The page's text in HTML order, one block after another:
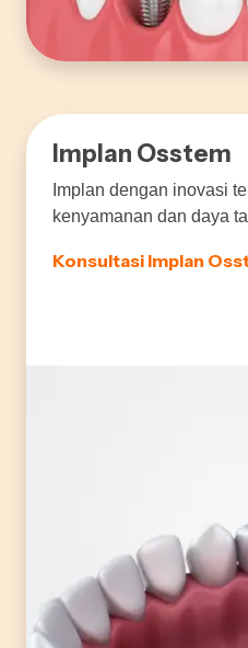
Implan Osstem
Implan dengan inovasi
kenyamanan dan daya
Konsultasi Implan